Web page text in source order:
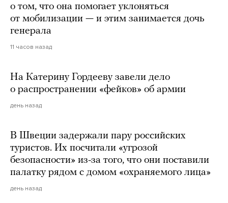
о том, что она помогает уклоняться
от мобилизации — и этим занимается дочь
генерала
11 часов назад
На Катерину Гордееву завели дело
о распространении «фейков» об армии
день назад
В Швеции задержали пару российских
туристов. Их посчитали «угрозой
безопасности» из-за того, что они поставили
палатку рядом с домом «охраняемого лица»
день назад